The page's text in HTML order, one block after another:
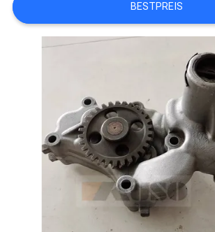
NACHRICHTEN
ZITAT
SITEMAP
BESTPREIS